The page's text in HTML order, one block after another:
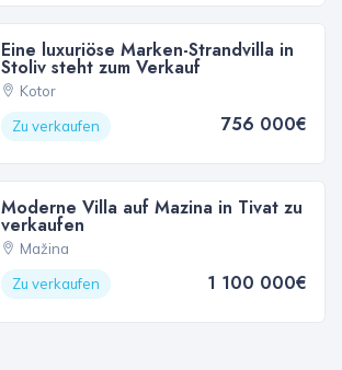
Eine luxuriöse Marken-Strandvilla in
Stoliv steht zum Verkauf
Kotor
Zu verkaufen
756 000€
Moderne Villa auf Mazina in Tivat zu
verkaufen
Mažina
Zu verkaufen
1 100 000€